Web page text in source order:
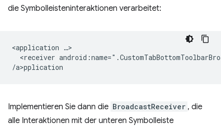
die Symbolleisteninteraktionen verarbeitet:
<application
<receiver
/a>p
Implementieren Sie dann die BroadcastReceiver , die
alle Interaktionen mit der unteren Symbolleiste